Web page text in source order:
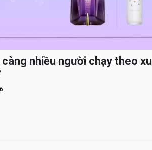
nhiều người chạy theo xu